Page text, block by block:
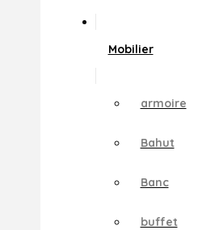
Mobilier
armoire
Bahut
Banc
buffet